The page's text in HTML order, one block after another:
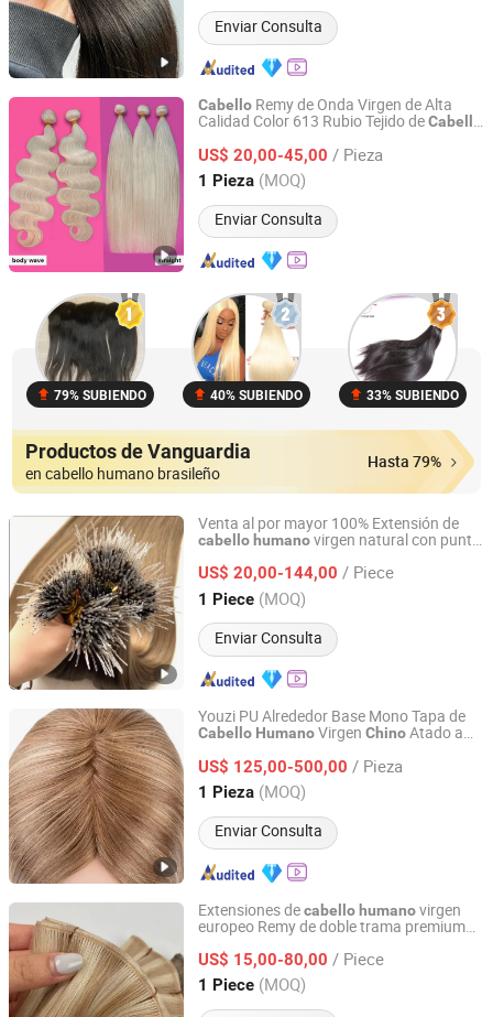
Enviar Consulta
Cabello Remy de Onda Virgen de Alta
Calidad Color 613 Rubio Tejido deCabello
US$ 20,00-45,00 / Pieza
1 Pieza (MOQ)
Enviar Consulta
Guangzhou Fabulous Hair Co., Ltd.
Guangdong, China Desde 2016
79% SUBIENDO 40% SUBIENDO 33% SUBIENDO
Productos de Vanguardia
en cabello humano brasileño
Hasta 79%
Venta al por mayor 100% Extensión de
cabello humanovirgen natural con punta
cabello
US$ 20,00-144,00 / Piece
1 Piece (MOQ)
Enviar Consulta
Juancheng Sunze Hair Products Co., Ltd.
Shandong, China Desde 2025
Youzi PU Alrededor Base Mono Tapa de
Cabello HumanoVirgen ChinoAtado a
US$ 125,00-500,00 / Pieza
1 Pieza (MOQ)
Enviar Consulta
Juancheng Youzi Hair Products Co., LTD
Shandong, China Desde 2024
Extensiones decabellohumanovirgen
europeo Remy de doble trama premium
US$ 15,00-80,00 / Piece
1 Piece (MOQ)
Juancheng Sunze Hair Products Co., Ltd.
Shandong, China Desde 2025